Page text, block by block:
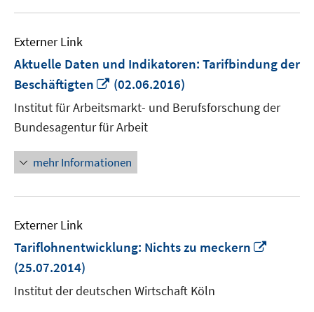
Externer Link
Aktuelle Daten und Indikatoren: Tarifbindung der
Beschäftigten
In
neuem
Fenster
öffnen
(02.06.2016)
Institut für Arbeitsmarkt- und Berufsforschung der
Bundesagentur für Arbeit
mehr Informationen
Externer Link
Tariflohnentwicklung: Nichts zu meckern
(25.07.2014)
Institut der deutschen Wirtschaft Köln